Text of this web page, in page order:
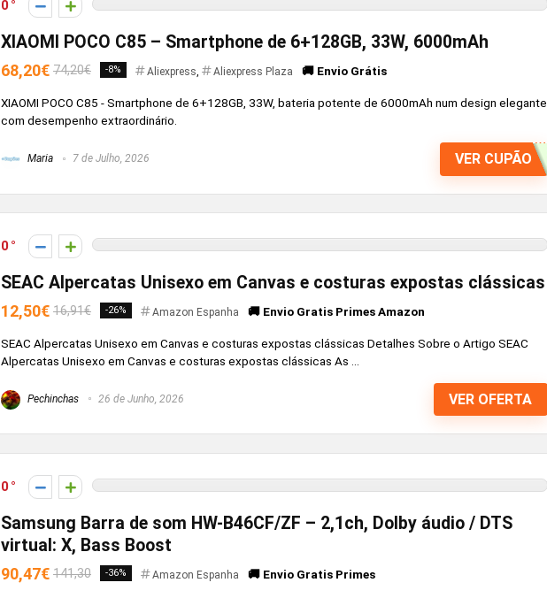
0
XIAOMI POCO C85 – Smartphone de 6+128GB, 33W, 6000mAh
68,20€ 74,20€ -8% Aliexpress, Aliexpress Plaza 🚚 Envio Grátis
XIAOMI POCO C85 - Smartphone de 6+128GB, 33W, bateria potente de 6000mAh num design elegante
com desempenho extraordinário.
Maria 7 de Julho, 2026 VER CUPÃO
0
SEAC Alpercatas Unisexo em Canvas e costuras expostas clássicas
12,50€ 16,91€ -26% Amazon Espanha 🚚 Envio Gratis Primes Amazon
SEAC Alpercatas Unisexo em Canvas e costuras expostas clássicas Detalhes Sobre o Artigo SEAC
Alpercatas Unisexo em Canvas e costuras expostas clássicas As ...
Pechinchas 26 de Junho, 2026 VER OFERTA
0
Samsung Barra de som HW-B46CF/ZF – 2,1ch, Dolby áudio / DTS
virtual: X, Bass Boost
90,47€ 141,30 -36% Amazon Espanha 🚚 Envio Gratis Primes